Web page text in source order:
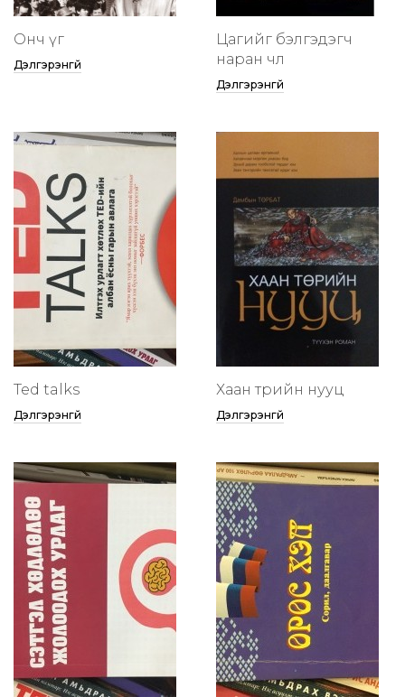
Онч үг
Дэлгэрэнгүй
Цагийг бэлгэдэгч
наран чөлөө
Дэлгэрэнгүй
Ted talks
Дэлгэрэнгүй
Хаан төрийн нууц
Дэлгэрэнгүй